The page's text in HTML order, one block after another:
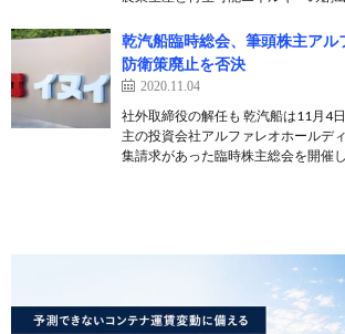
乾汽船臨時総会、筆頭株主アル
防衛策廃止を否決
2020.11.04
社外取締役の解任も 乾汽船は11月4
主の投資会社アルファレオホールデ
集請求があった臨時株主総会を開催